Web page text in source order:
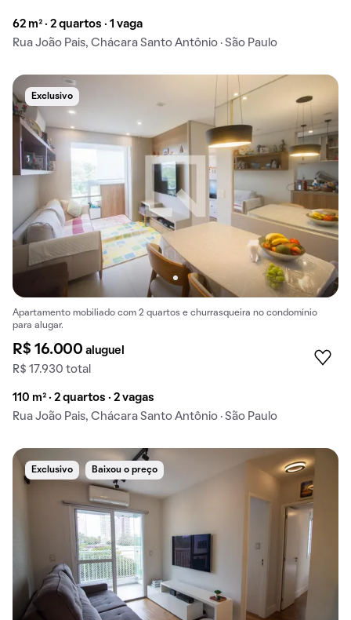
62 m² · 2 quartos · 1 vaga
Rua João Pais, Chácara Santo Antônio · São Paulo
Exclusivo
Apartamento mobiliado com 2 quartos e churrasqueira no condomínio
para alugar.
R$ 16.000aluguel
R$ 17.930 total
110 m² · 2 quartos · 2 vagas
Rua João Pais, Chácara Santo Antônio · São Paulo
Exclusivo Baixou o preço